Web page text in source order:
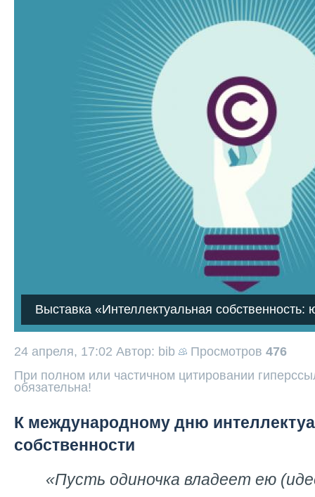
Выставка «Интеллектуальная собственность:
24 апреля, 17:02 Автор: bib Просмотров 476
При полном или частичном цитировании
обязательна!
К международному дню
собственности
«Пусть одиночка владеет ею